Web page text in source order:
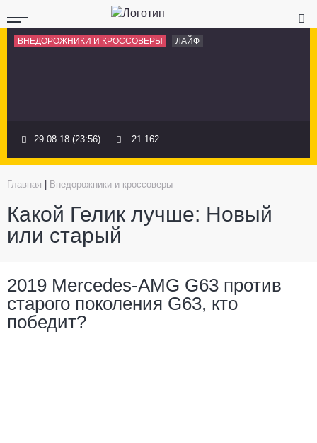
ВНЕДОРОЖНИКИ И КРОССОВЕРЫ ЛАЙФ
29.08.18 (23:56) 21 162
Главная Внедорожники и кроссоверы
Какой Гелик лучше: Новый
или старый
2019 Mercedes-AMG G63 против
старого поколения G63, кто
победит?